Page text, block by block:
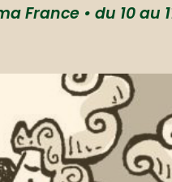
France • du 10 au